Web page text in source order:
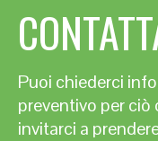
Puoi chiederci
preventivo per
invitarci a